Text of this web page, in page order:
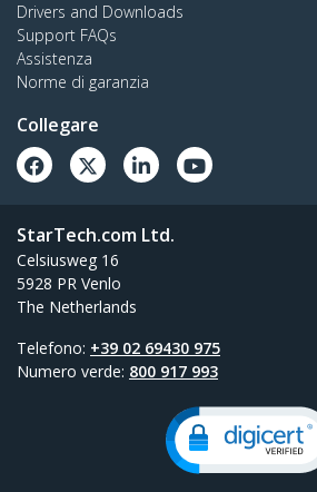
Drivers and Downloads
Support FAQs
Assistenza
Norme di garanzia
Collegare
StarTech.com Ltd.
Celsiusweg 16
5928 PR Venlo
The Netherlands
Telefono: +39 02 69430 975
Numero verde: 800 917 993